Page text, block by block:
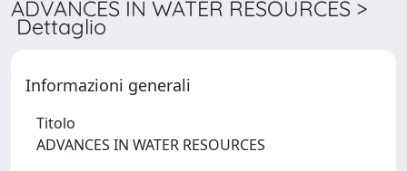
ADVANCES IN WATER RESOURCES >
Dettaglio
Informazioni generali
Titolo